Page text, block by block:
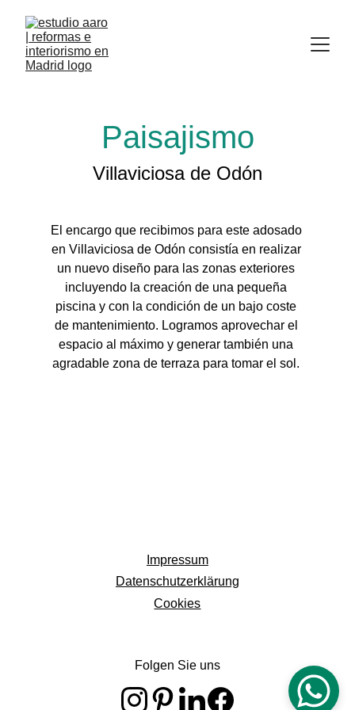
Paisajismo
Villaviciosa de Odón
El encargo que recibimos para este adosado
en Villaviciosa de Odón consistía en realizar
un nuevo diseño para las zonas exteriores
incluyendo la creación de una pequeña
piscina y con la condición de un bajo coste
de mantenimiento. Logramos aprovechar el
espacio al máximo y generar también una
agradable zona de terraza para tomar el sol.
Impressum
Folgen Sie uns
Datenschutzerklärung
Cookies